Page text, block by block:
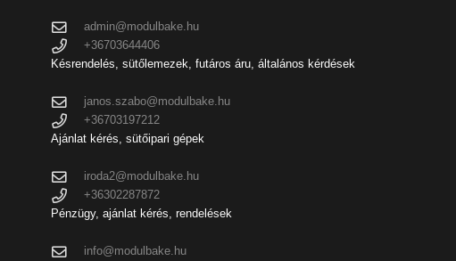
admin@modulbake.hu
+36703644406
Késrendelés, sütőlemezek, futáros áru, általános kérdések
janos.szabo@modulbake.hu
+36703197212
Ajánlat kérés, sütőipari gépek
iroda2@modulbake.hu
+36302287872
Pénzügy, ajánlat kérés, rendelések
info@modulbake.hu